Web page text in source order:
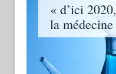
« d’ici
la